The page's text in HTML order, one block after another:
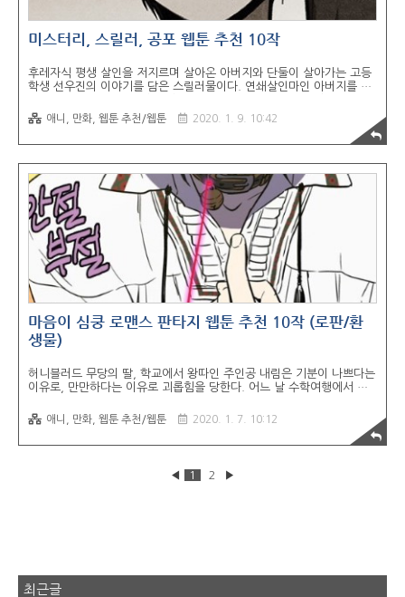
미스터리, 스릴러, 공포 웹툰 추천 10작
후레자식 평생 살인을 저지르며 살아온 아버지와 단둘이 살아가는 고등
학생 선우진의 이야기를 담은 스릴러물이다. 연쇄살인마인 아버지를 돕
추악한 모습을 떠올리며 자책한다. 그런 선우진에게 무슨 일이 있어도
지키고 싶은 전학생 윤견이 등장하게 되고, 무서웠던 아버지에게 처음으
로 대항하게 된다. 돼지우리 이상한 섬에서 깨어나 정체불명의 집에 묵
들과 만나게 되면서 벌어지는 에피소드를 다루었다. 0.0Mhz 심령현상
을 과학적으로 밝히려는 위험한 발상의 사람들을 모인 0.0Mhz 동호회
인물들이 흉가 체험에 가게 되고 그곳에서 강령술을 하게 된 뒤 벌어지
는 이야기이다. 교환일기 ..
애니, 만화, 웹툰 추천/웹툰 2020. 1. 9. 10:42
마음이 심쿵 로맨스 판타지 웹툰 추천 10작 (로판/환
생물)
허니블러드 무당의 딸, 학교에서 왕따인 주인공 내림은 기분이 나쁘다는
이유로, 만만하다는 이유로 괴롭힘을 당한다. 어느 날 수학여행에서 내
기서 부적이 붙여진 장롱을 열게 되는데 그 안에서 꽃에 둘러싸인 한 남
자가 눈을 감고 있다. 잠에서 깨어난 그는 내림에게 맛있는 냄새가 난다
며 한입만 먹어도 될까 물어본다. 악녀의 남주님 유니페 마그놀리아는
시드를 사랑하여 그의 사랑을 받는 라엘을 질투해 괴롭히다가 남조 카시
안에게 죽임을 당하는 운명이다. 그런데 주인공은 유니페가 되고 말았
애니, 만화, 웹툰 추천/웹툰 2020. 1. 7. 10:12
◀ 1 2 ▶
최근글